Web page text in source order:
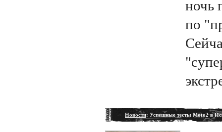
ночь
по
Новости: Успешные тесты Moto2 в